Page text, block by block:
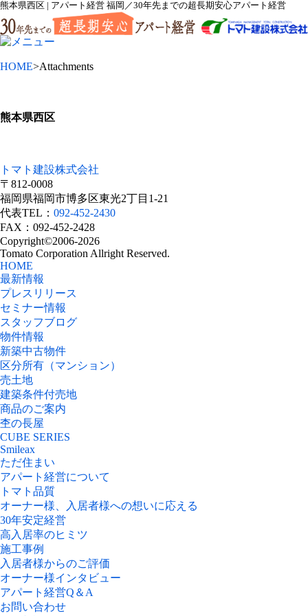
熊本県西区 | アパート経営 福岡／30年先までの超長期安心アパート経営
HOME>Attachments
熊本県西区
トマト建設株式会社
〒812-0008
福岡県福岡市博多区東光2丁目1-21
代表TEL： 092-452-2430
FAX：092-452-2428
Copyright©2006-2026
Tomato Corporation Allright Reserved.
HOME
最新情報
プレスリリース
セミナー情報
スタッフブログ
物件情報
新築中古物件
区分所有（マンション）
売土地
建築条件付売地
商品のご案内
杢の長屋
CUBE SERIES
Smileax
ただ住まい
アパート経営について
トマト品質
オーナー様、入居者様への想いに応える
30年安定経営
高入居率のヒミツ
施工事例
入居者様からのご評価
オーナー様インタビュー
アパート経営Q＆A
お問い合わせ